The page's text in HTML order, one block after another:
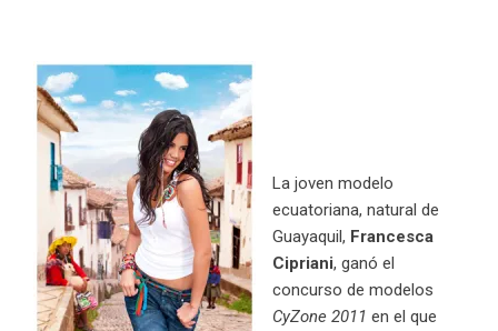
La joven modelo
ecuatoriana, natural de
Guayaquil, Francesca
Cipriani, ganó el
concurso de modelos
CyZone 2011 en el que